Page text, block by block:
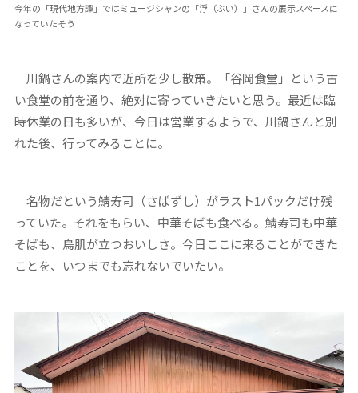
今年の「現代地方譚」ではミュージシャンの「浮（ぶい）」さんの展示スペースに
なっていたそう
川鍋さんの案内で近所を少し散策。「谷岡食堂」という古
い食堂の前を通り、絶対に寄っていきたいと思う。最近は臨
時休業の日も多いが、今日は営業するようで、川鍋さんと別
れた後、行ってみることに。
名物だという鯖寿司（さばずし）がラスト1パックだけ残
っていた。それをもらい、中華そばも食べる。鯖寿司も中華
そばも、鳥肌が立つおいしさ。今日ここに来ることができた
ことを、いつまでも忘れないでいたい。